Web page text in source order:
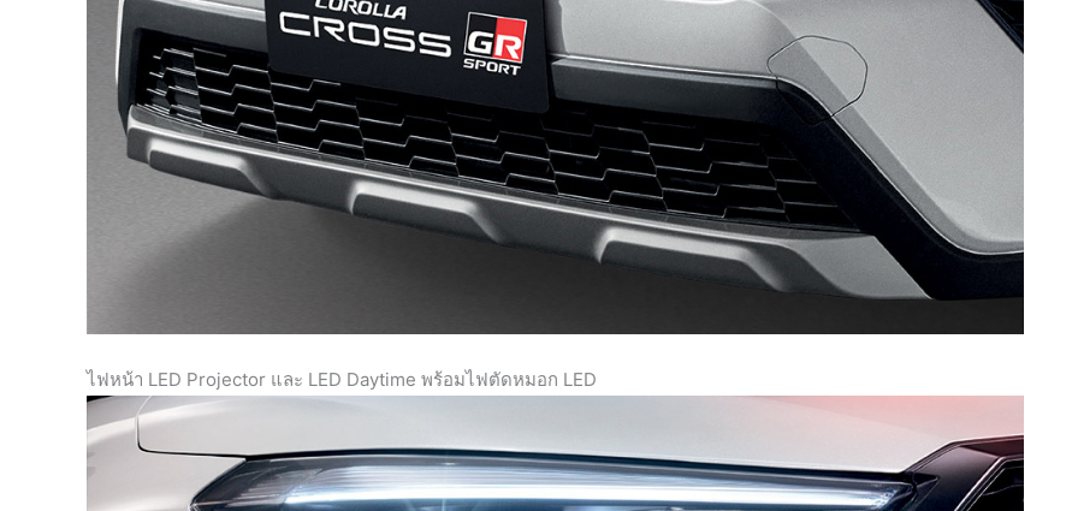
ไฟหน้า LED Projector และ LED Daytime พร้อมไฟตัดหมอก LED